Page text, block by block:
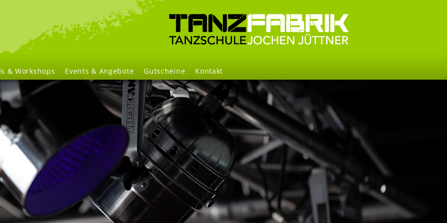
Navigation
überspringen
& Workshops Events & Angebote Gutscheine Kontakt